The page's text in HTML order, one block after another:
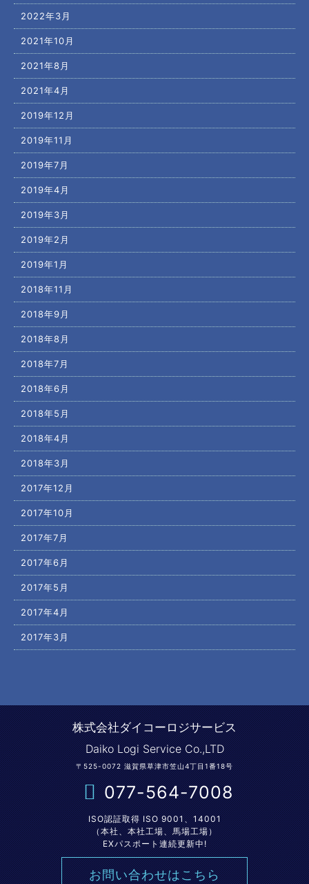
2022年3月
2021年10月
2021年8月
2021年4月
2019年12月
2019年11月
2019年7月
2019年4月
2019年3月
2019年2月
2019年1月
2018年11月
2018年9月
2018年8月
2018年7月
2018年6月
2018年5月
2018年4月
2018年3月
2017年12月
2017年10月
2017年7月
2017年6月
2017年5月
2017年4月
2017年3月
株式会社ダイコーロジサービス
Daiko Logi Service Co.,LTD
〒525-0072 滋賀県草津市笠山4丁目1番18号
077-564-7008
ISO認証取得 ISO 9001、14001
（本社、本社工場、馬場工場）
EXパスポート連続更新中!
お問い合わせはこちら